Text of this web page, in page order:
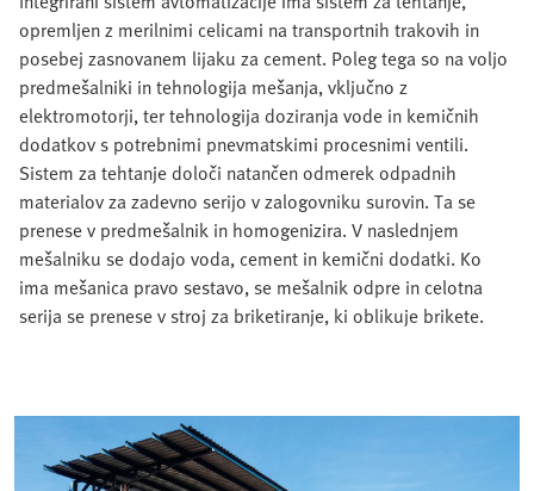
opremljen z merilnimi celicami na transportnih trakovih in
posebej zasnovanem lijaku za cement. Poleg tega so na voljo
predmešalniki in tehnologija mešanja, vključno z
elektromotorji, ter tehnologija doziranja vode in kemičnih
dodatkov s potrebnimi pnevmatskimi procesnimi ventili.
Sistem za tehtanje določi natančen odmerek odpadnih
materialov za zadevno serijo v zalogovniku surovin. Ta se
prenese v predmešalnik in homogenizira. V naslednjem
mešalniku se dodajo voda, cement in kemični dodatki. Ko
ima mešanica pravo sestavo, se mešalnik odpre in celotna
serija se prenese v stroj za briketiranje, ki oblikuje brikete.